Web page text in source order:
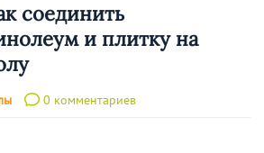
соединить
и плитку на
0 комментариев